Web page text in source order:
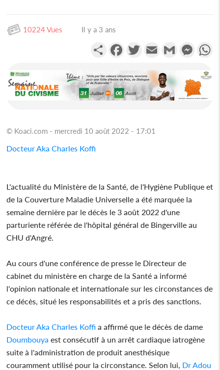
10224 Vues Il y a 3 ans
PartagerFacebookTwitterEmail Gmail
© Koaci.com - mercredi 10 août 2022 - 17:01
Docteur Aka Charles Koffi
L'actualité du Ministère de la Santé, de l'Hygiène Publique et
de la Couverture Maladie Universelle a été marquée la
semaine dernière par le décès le 3 août 2022 d'une
parturiente référée de l'hôpital général de Bingerville au
CHU d'Angré.
Au cours d'une conférence de presse le Directeur de
cabinet du ministère en charge de la Santé a informé
l'opinion nationale et internationale sur les circonstances de
ce décès, situé les responsabilités et a pris des sanctions.
Docteur Aka Charles Koffi a affirmé que le décès de dame
Doumbouya est consécutif à un arrêt cardiaque iatrogène
suite à l'administration de produit anesthésique
couramment utilisé pour la circonstance. Selon lui, Dr Adou